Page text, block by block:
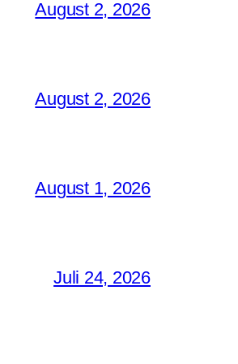
August 2, 2026
August 2, 2026
August 1, 2026
Juli 24, 2026